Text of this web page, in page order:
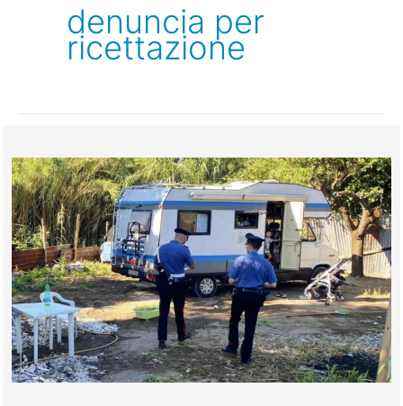
denuncia per
ricettazione